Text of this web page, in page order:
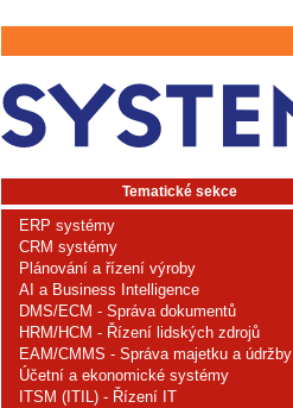
Tematické sekce
ERP systémy
CRM systémy
Plánování a řízení výroby
AI a Business Intelligence
DMS/ECM - Správa dokumentů
HRM/HCM - Řízení lidských zdrojů
EAM/CMMS - Správa majetku a údržby
Účetní a ekonomické systémy
ITSM (ITIL) - Řízení IT